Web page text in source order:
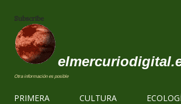
Subscribe
Otra información es posible
PRIMERA CULTURA